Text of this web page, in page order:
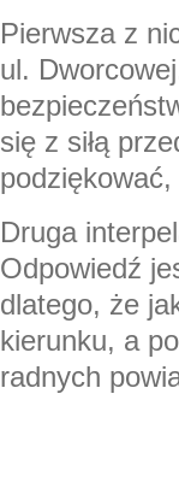
Pierwsza z
ul.
się z siłą
Druga
Odpowiedź
dlatego, że
kierunku, a
radnych